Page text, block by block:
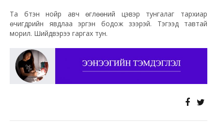
Та бүтэн нойр авч ѳглѳѳний цэвэр тунгалаг тархиар
ѳчигдрийн явдлаа эргэн бодож үзээрэй. Тэгээд тавтай
морил. Шийдвэрээ гаргах тун.